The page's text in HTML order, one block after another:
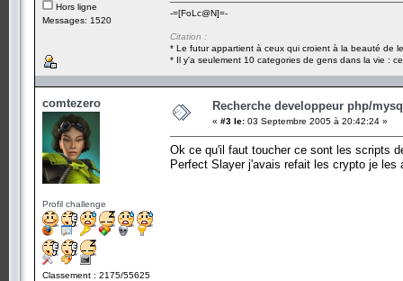
Hors ligne
Messages: 1520
-=[FoLc@N]=-
Citation :
* Le futur appartient à ceux qui croient à la beauté de
* Il y'a seulement 10 categories de gens dans la vie :
comtezero
Profil challenge
Classement : 2175/55625
Recherche developpeur php/
« #3 le: 03 Septembre 2005 à 20:42:24 »
Ok ce qu'il faut toucher ce sont les scripts
Perfect Slayer j'avais refait les crypto je